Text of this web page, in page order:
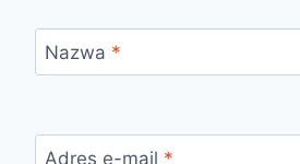
Nazwa *
Adres e-mail *